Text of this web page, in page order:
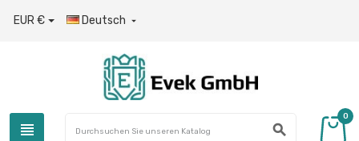
EUR € Deutsch 
view_headline search
0